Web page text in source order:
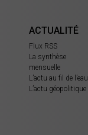
ACTUALITÉ
Flux RSS
La synthèse
mensuelle
L’actu au fil de l’eau
L’actu géopolitique